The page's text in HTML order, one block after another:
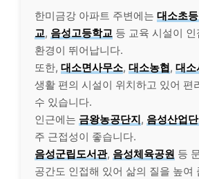
한미금강 아파트 주변에는 대소초
교, 음성고등학교 등 교육 시설이
환경이 뛰어납니다.
또한, 대소면사무소, 대소농협, 대소
생활 편의 시설이 위치하고 있어 편
수 있습니다.
인근에는 금왕농공단지, 음성산업
주 근접성이 좋습니다.
음성군립도서관, 음성체육공원 등
공간도 인접해 있어 삶의 질을 높여